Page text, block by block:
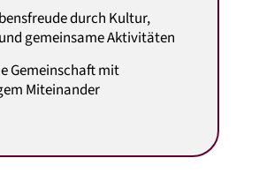
durch Kultur,
gemeinsame Aktivitäten
Gemeinschaft mit
Miteinander